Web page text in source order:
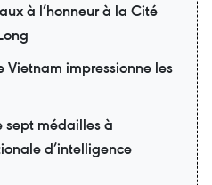
à l’honneur à la Cité
Vietnam impressionne les
sept médailles à
d’intelligence